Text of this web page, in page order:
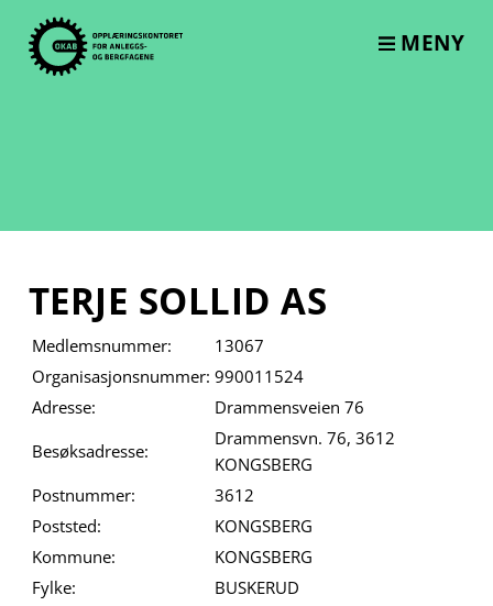
content
MENY
TERJE SOLLID AS
Medlemsnummer:
13067
Organisasjonsnummer: 990011524
Adresse:
Drammensveien 76
Besøksadresse:
Drammensvn. 76, 3612
KONGSBERG
Postnummer:
3612
Poststed:
KONGSBERG
Kommune:
KONGSBERG
Fylke:
BUSKERUD